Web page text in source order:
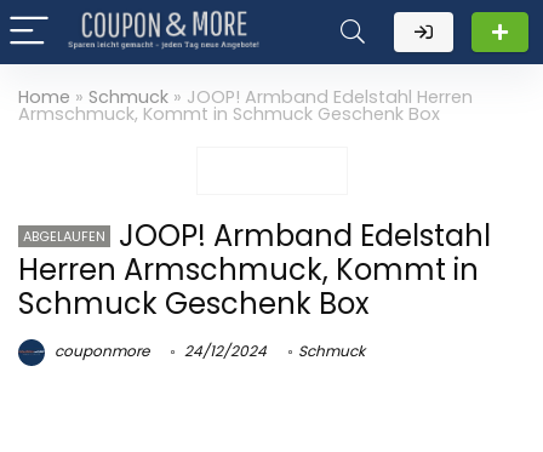
Home » Schmuck » JOOP! Armband Edelstahl Herren
Armschmuck, Kommt in Schmuck Geschenk Box
ABGELAUFEN
JOOP! Armband Edelstahl
Herren Armschmuck, Kommt in
Schmuck Geschenk Box
couponmore 24/12/2024 Schmuck